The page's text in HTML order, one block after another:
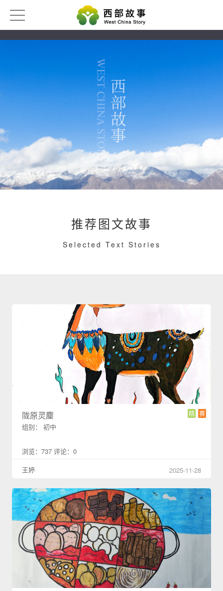
推荐图文故事
Selected Text Stories
赛
精
陇原灵麈
组别： 初中
浏览：737 评论：0
王婷
2025-11-28